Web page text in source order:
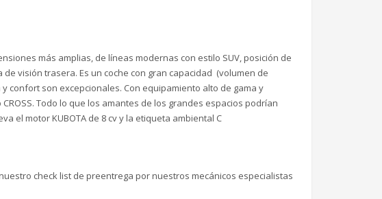
más amplias, de líneas modernas con estilo SUV, posición de
visión trasera. Es un coche con gran capacidad (volumen de
confort son excepcionales. Con equipamiento alto de gama y
Todo lo que los amantes de los grandes espacios podrían
el motor KUBOTA de 8 cv y la etiqueta ambiental C
check list de preentrega por nuestros mecánicos especialistas